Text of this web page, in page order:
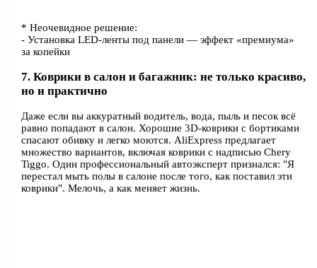
* Неочевидное решение:
- Установка LED-ленты под панели — эффект «премиума»
за копейки
7. Коврики в салон и багажник: не только красиво,
но и практично
Даже если вы аккуратный водитель, вода, пыль и песок всё
равно попадают в салон. Хорошие 3D-коврики с бортиками
спасают обивку и легко моются. AliExpress предлагает
множество вариантов, включая коврики с надписью Chery
Tiggo. Один профессиональный автоэксперт признался: "Я
перестал мыть полы в салоне после того, как поставил эти
коврики". Мелочь, а как меняет жизнь.